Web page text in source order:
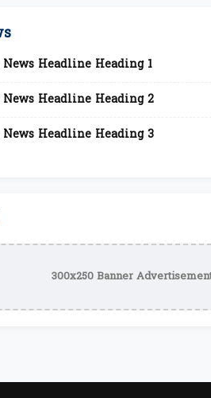
Headline Heading 1
Headline Heading 2
Headline Heading 3
300x250 Banner